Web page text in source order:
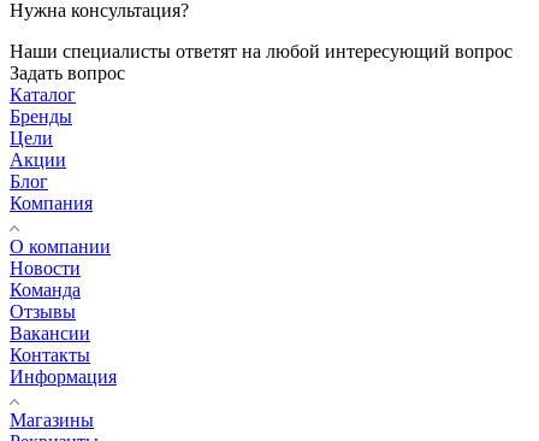
Нужна консультация?
Наши специалисты ответят на любой интересующий вопрос
Задать вопрос
Каталог
Бренды
Цели
Акции
Блог
Компания
О компании
Новости
Команда
Отзывы
Вакансии
Контакты
Информация
Магазины